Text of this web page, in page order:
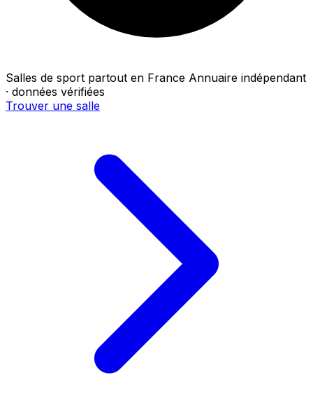
Salles de sport partout en France Annuaire indépendant
· données vérifiées
Trouver une salle